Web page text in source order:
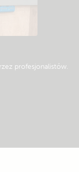
profesjonalistów.